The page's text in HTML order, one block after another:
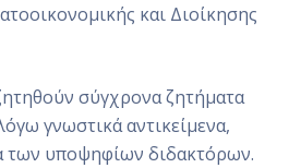
και Διοίκησης
σύγχρονα ζητήματα
γνωστικά αντικείμενα,
των υποψηφίων διδακτόρων.